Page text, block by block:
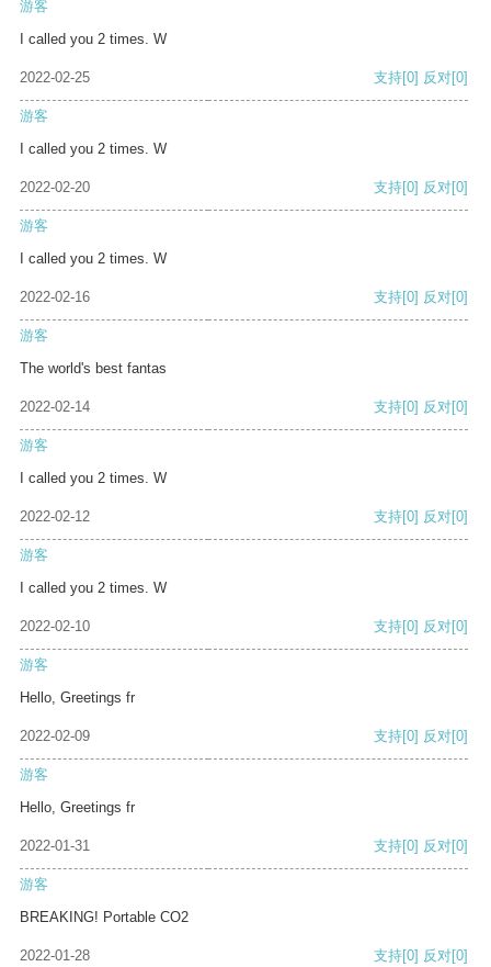
游客
I called you 2 times. W
2022-02-25 支持[0] 反对[0]
游客
I called you 2 times. W
2022-02-20 支持[0] 反对[0]
游客
I called you 2 times. W
2022-02-16 支持[0] 反对[0]
游客
The world's best fantas
2022-02-14 支持[0] 反对[0]
游客
I called you 2 times. W
2022-02-12 支持[0] 反对[0]
游客
I called you 2 times. W
2022-02-10 支持[0] 反对[0]
游客
Hello, Greetings fr
2022-02-09 支持[0] 反对[0]
游客
Hello, Greetings fr
2022-01-31 支持[0] 反对[0]
游客
BREAKING! Portable CO2
2022-01-28 支持[0] 反对[0]